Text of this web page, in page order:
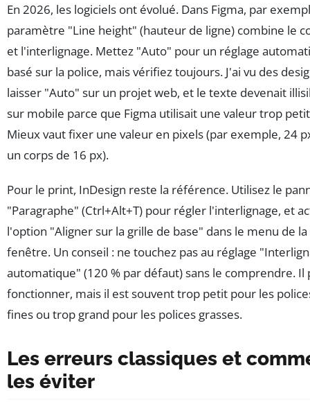
En 2026, les logiciels ont évolué. Dans Figma, par
paramètre "Line height" (hauteur de ligne) combine le
et l'interlignage. Mettez "Auto" pour un réglage
basé sur la police, mais vérifiez toujours. J'ai vu des
laisser "Auto" sur un projet web, et le texte devenait
sur mobile parce que Figma utilisait une valeur trop
Mieux vaut fixer une valeur en pixels (par exemple, 24
un corps de 16 px).
Pour le print, InDesign reste la référence. Utilisez le
"Paragraphe" (Ctrl+Alt+T) pour régler l'interlignage, et
l'option "Aligner sur la grille de base" dans le menu de la
fenêtre. Un conseil : ne touchez pas au réglage
automatique" (120 % par défaut) sans le comprendre. Il
fonctionner, mais il est souvent trop petit pour les
fines ou trop grand pour les polices grasses.
Les erreurs classiques et
les éviter